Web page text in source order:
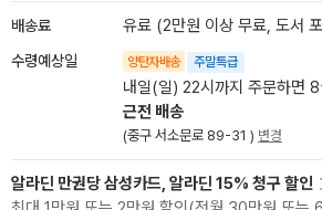
배송료 유료 (2만원 이상 무료, 도서
수령예상일 양탄자배송 주말특급
내일(일) 22시까지 주문하면
근전 배송
(중구 서소문로 89-31 ) 변경
알라딘 만권당 삼성카드, 알라딘 15% 청구 할인